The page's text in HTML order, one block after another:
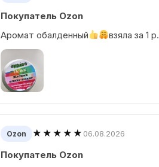
Покупатель Ozon
Аромат обалденный
взяла за 1 p.
Ozon ★★★★★ 06.08.2026
Покупатель Ozon